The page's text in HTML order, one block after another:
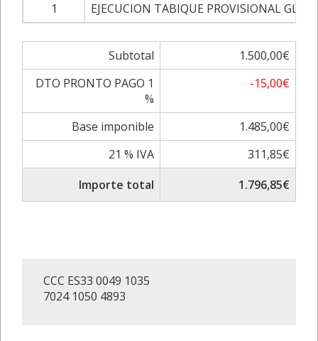
1
EJECUCION TABIQUE PROVISIONAL
Subtotal
1.500,00€
DTO PRONTO PAGO 1
%
-15,00€
Base imponible
1.485,00€
21 % IVA
311,85€
Importe total
1.796,85€
CCC ES33 0049 1035
7024 1050 4893